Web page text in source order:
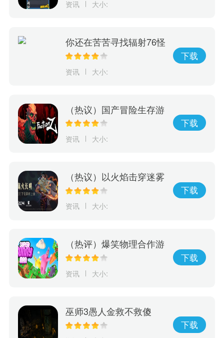
资讯 大小:
你还在苦苦寻找辐射76怪
物大全？现在有这款神奇
辐射76怪物等级和人物等
资讯 大小:
下载
（热议）国产冒险生存游
戏《Faction Z》震撼来
资讯 大小:
下载
（热议）以火焰击穿迷雾
动作解谜游戏《离火长
资讯 大小:
下载
（热评）爆笑物理合作游
戏《超级兔子人》本月发
资讯 大小:
下载
巫师3愚人金救不救傻
子？看看游戏最后发生了
下载